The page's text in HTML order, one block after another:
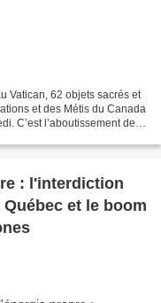
Vatican, 62 objets sacrés et
et des Métis du Canada
C’est l’aboutissement de «
: l'interdiction
et le boom